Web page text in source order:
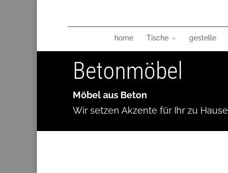
home Tische gestelle
Betonmöbel
Möbel aus Beton
Wir setzen Akzente für Ihr zu Hause